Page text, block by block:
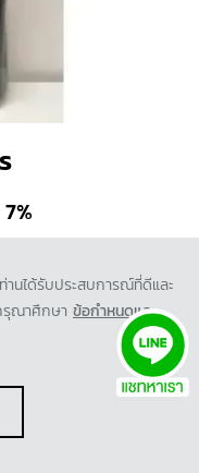
มัติของรถยนต์มิตซูบิชิ
านได้รับประสบการณ์ที่ดีและ
รุณาศึกษา ข้อกำหนดและ